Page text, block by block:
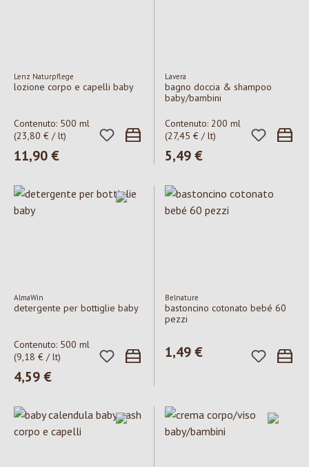
Lenz Naturpflege
lozione corpo e capelli baby
Contenuto: 500 ml
(23,80 € / lt)
Prezzo normale:
11,90 €
Lavera
bagno doccia & shampoo
baby/bambini
Contenuto: 200 ml
(27,45 € / lt)
Prezzo normale:
5,49 €
AlmaWin
detergente per bottiglie baby
Contenuto: 500 ml
(9,18 € / lt)
Prezzo normale:
4,59 €
Belnature
bastoncino cotonato bebé 60
pezzi
Prezzo normale:
1,49 €